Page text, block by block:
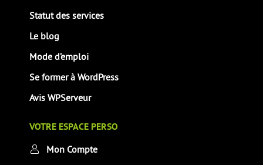
Statut des services
Le blog
Mode d’emploi
Se former à WordPress
Avis WPServeur
VOTRE ESPACE PERSO
Mon Compte